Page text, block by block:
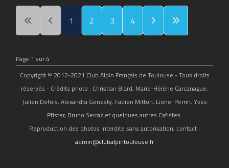
1 2 3 4
Page 1 sur 4
Copyright © 2012-2021 Club Alpin Français de Toulouse - Tous droits
réservés - Crédits photo : Christian Biard, Marie-Hélène Carcanague,
Julien Defois, Alexandra Genesty, Fabien Mitton, Lionel Perrin, Yves
Pfister, Bruno Serraz et quelques autres Cafistes.
Reproduction des photos interdite sans autorisation, contact :
admin@clubalpintoulouse.fr